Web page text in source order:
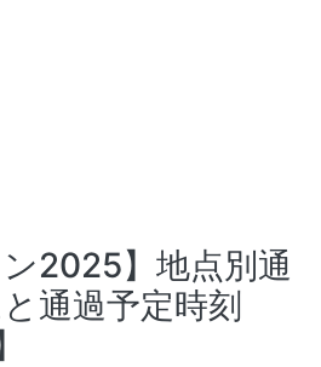
ン2025】地点別通
通過予定時刻